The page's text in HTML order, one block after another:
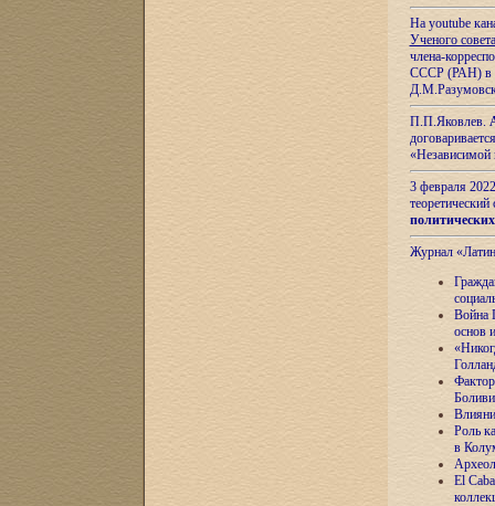
На youtube
Ученого
члена-
СССР (РАН) в
П.П.Яковлев.
«Независимой
3 февраля
теоретический
Журнал
Война
основ
Роль
в
El